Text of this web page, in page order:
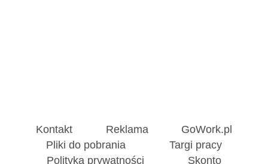
Kontakt Reklama
GoWork.pl
Pliki do pobrania
Targi pracy
Polityka prywatności
Skonto